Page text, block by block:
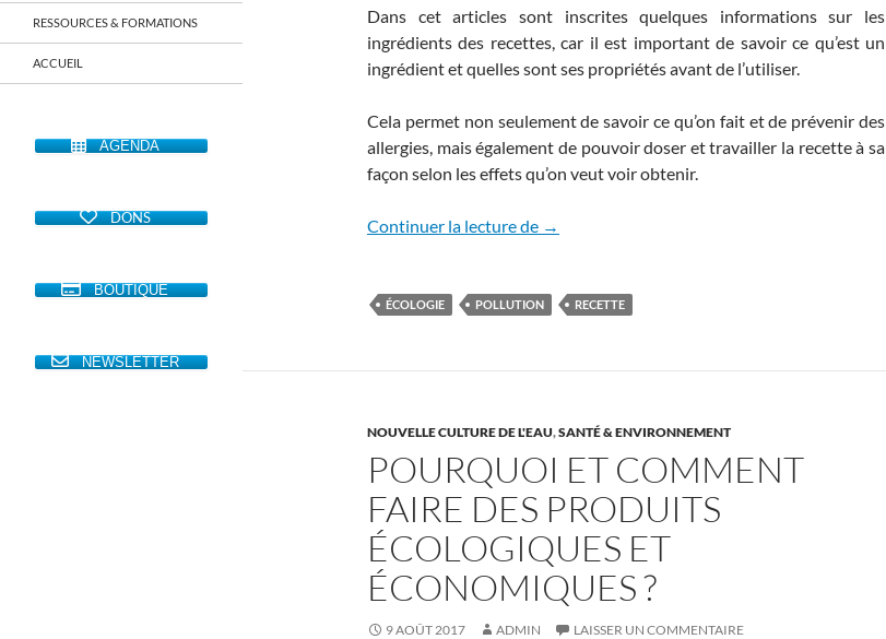
Dans cet articles sont inscrites quelques informations sur les
ingrédients des recettes, car il est important de savoir ce qu’est un
ingrédient et quelles sont ses propriétés avant de l’utiliser.
Cela permet non seulement de savoir ce qu’on fait et de prévenir des
allergies, mais également de pouvoir doser et travailler la recette à sa
façon selon les effets qu’on veut voir obtenir.
Continuer la lecture de Informations sur les ingrédients
→
ÉCOLOGIE POLLUTION RECETTE
NOUVELLE CULTURE DE L'EAU,SANTÉ & ENVIRONNEMENT
POURQUOI ET COMMENT
FAIRE DES PRODUITS
ÉCOLOGIQUES ET
ÉCONOMIQUES ?
9 AOÛT 2017 ADMIN LAISSER UN COMMENTAIRE
RESSOURCES & FORMATIONS
ACCUEIL
AGENDA
DONS
BOUTIQUE
NEWSLETTER